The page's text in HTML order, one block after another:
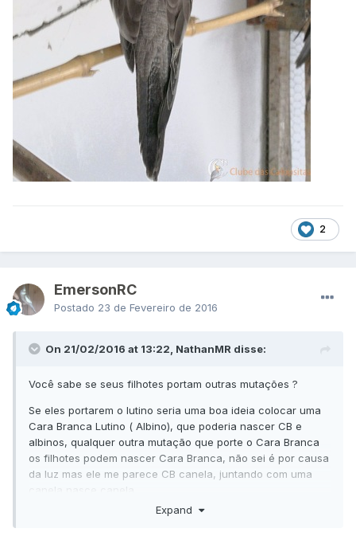
2
EmersonRC
Postado 23 de Fevereiro de 2016
On 21/02/2016 at 13:22, NathanMR disse:
Você sabe se seus filhotes portam outras mutações ?
Se eles portarem o lutino seria uma boa ideia colocar uma
Cara Branca Lutino ( Albino), que poderia nascer CB e
albinos, qualquer outra mutação que porte o Cara Branca
os filhotes podem nascer Cara Branca, não sei é por causa
da luz mas ele me parece CB canela, juntando com uma
canela nasce canela.
Se você for lá ver as fêmeas posta aqui as mutações que
Expand